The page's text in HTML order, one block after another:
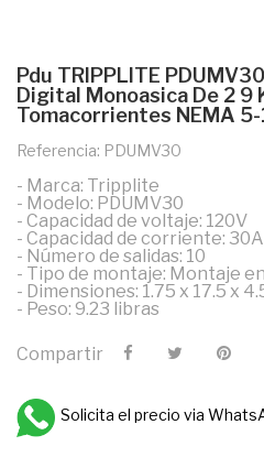
Pdu TRIPPLITE
Digital Monoasica De 2 9
Tomacorrientes NEMA
Referencia: PDUMV30
- Marca: Tripplite
- Modelo: PDUMV30
- Capacidad de voltaje: 120V
- Capacidad de corriente: 30A
- Número de salidas: 10
- Tipo de montaje: Montaje
- Dimensiones: 1.75 x 17.5 x
- Peso: 9.23 libras
Compartir
Solicita el precio via